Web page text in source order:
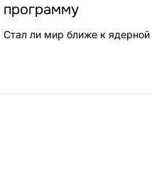
программу
Стал ли мир ближе к ядерной